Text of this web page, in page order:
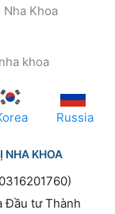
Nha Khoa
khoa
Russia
NHA KHOA
Đầu tư Thành